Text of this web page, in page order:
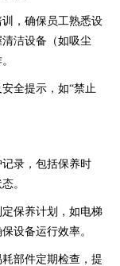
，确保员工熟悉设
洁设备（如吸尘
全提示，如“禁止
录，包括保养时
。
保养计划，如电梯
设备运行效率。
部件定期检查，提